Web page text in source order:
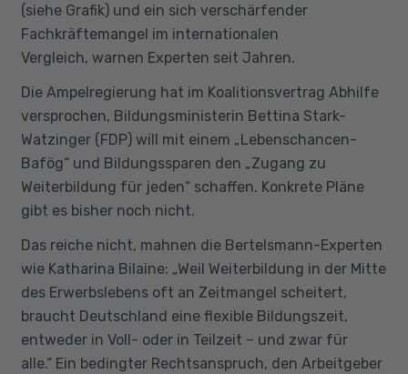
(siehe Grafik) und ein sich verschärfender
Fachkräftemangel im internationalen
Vergleich, warnen Experten seit Jahren.
Die Ampelregierung hat im Koalitionsvertrag Abhilfe
versprochen, Bildungsministerin Bettina Stark-
Watzinger (FDP) will mit einem „Lebenschancen-
Bafög“ und Bildungssparen den „Zugang zu
Weiterbildung für jeden“ schaffen. Konkrete Pläne
gibt es bisher noch nicht.
Das reiche nicht, mahnen die Bertelsmann-Experten
wie Katharina Bilaine: „Weil Weiterbildung in der Mitte
des Erwerbslebens oft an Zeitmangel scheitert,
braucht Deutschland eine flexible Bildungszeit,
entweder in Voll- oder in Teilzeit – und zwar für
alle.“ Ein bedingter Rechtsanspruch, den Arbeitgeber